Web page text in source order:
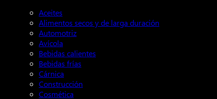
Aceites
Alimentos secos y de larga duración
Automotriz
Avícola
Bebidas calientes
Bebidas frías
Cárnica
Construcción
Cosmética